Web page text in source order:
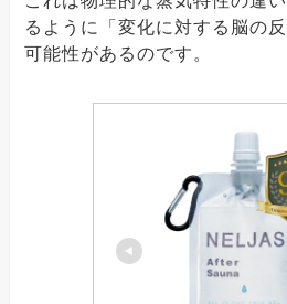
るように「変化に対する脳の
可能性があるのです。